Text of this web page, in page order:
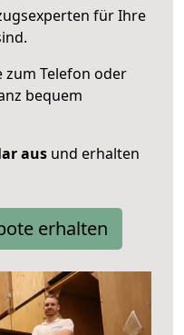
für Ihre
zum Telefon oder
bequem
aus und erhalten
erhalten